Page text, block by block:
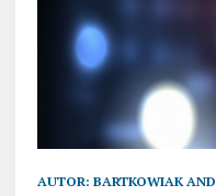
AUTOR: BARTKOWIAK